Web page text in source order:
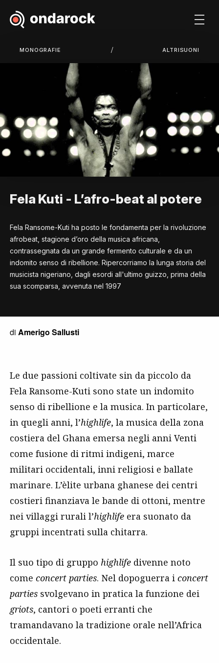
MONOGRAFIE / ALTRISUONI
Fela Kuti - L’afro-beat al potere
Fela Ransome-Kuti ha posto le fondamenta per la rivoluzione
afrobeat, stagione d’oro della musica africana,
contrassegnata da un grande fermento culturale e da un
indomito senso di ribellione. Ripercorriamo la lunga storia del
musicista nigeriano, dagli esordi all'ultimo guizzo, prima della
sua scomparsa, avvenuta nel 1997
di Amerigo Sallusti
Le due passioni coltivate sin da piccolo da
Fela Ransome-Kuti sono state un indomito
senso di ribellione e la musica. In particolare,
in quegli anni, l’highlife, la musica della zona
costiera del Ghana emersa negli anni Venti
come fusione di ritmi indigeni, marce
militari occidentali, inni religiosi e ballate
marinare. L’èlite urbana ghanese dei centri
costieri finanziava le bande di ottoni, mentre
nei villaggi rurali l’highlife era suonato da
gruppi incentrati sulla chitarra.
Il suo tipo di gruppo highlife divenne noto
come concert parties. Nel dopoguerra i concert
parties svolgevano in pratica la funzione dei
griots, cantori o poeti erranti che
tramandavano la tradizione orale nell’Africa
occidentale.